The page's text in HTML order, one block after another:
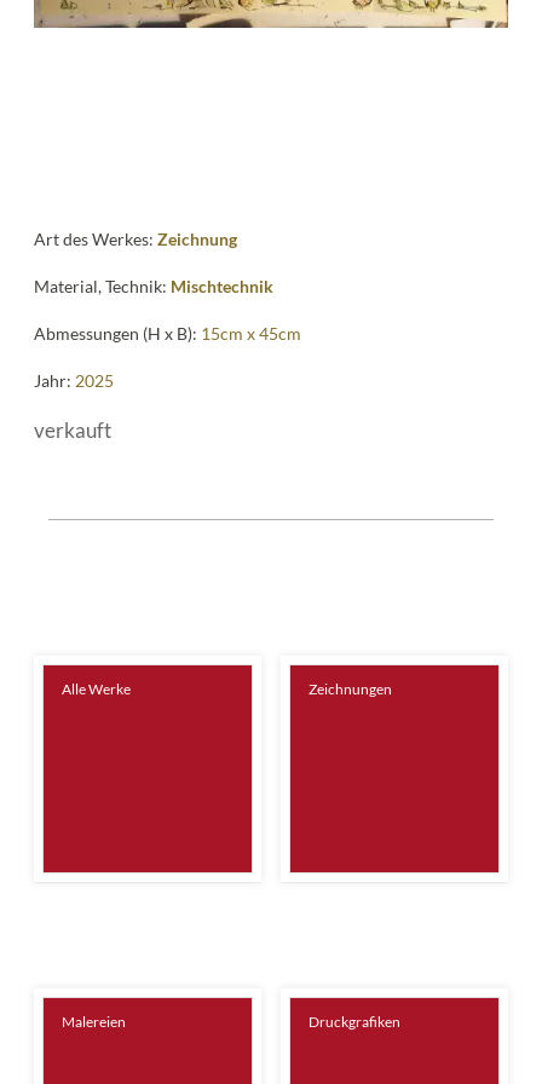
Art des Werkes:Zeichnung
Material, Technik: Mischtechnik
Abmessungen (H x B): 15cm x 45cm
Jahr: 2025
verkauft
Alle Werke Zeichnungen
Malereien Druckgrafiken